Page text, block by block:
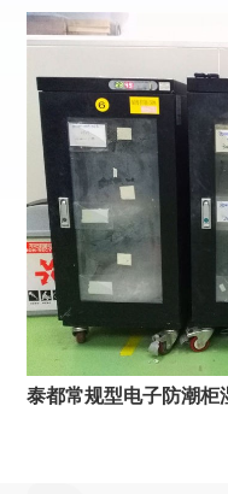
泰都常规型电子防潮柜